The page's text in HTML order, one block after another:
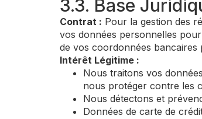
3.3. Base
Contrat : Pour la gestion des
vos données personnelles
de vos coordonnées bancaires
Intérêt Légitime :
Nous traitons vos
nous protéger contre les
Nous détectons et
Données de carte de